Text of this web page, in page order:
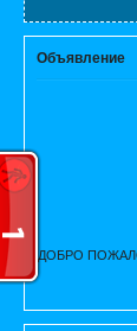
Объявление
ДОБРО